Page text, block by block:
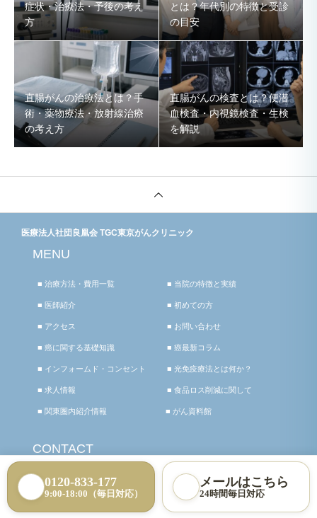
症状・治療法・予後の考え
方
とは？年代別の特徴と受診
の目安
直腸がんの治療法とは？手
術・薬物療法・放射線治療
の考え方
直腸がんの検査とは？便潜
血検査・内視鏡検査・生検
を解説
医療法人社団良凰会 TGC東京がんクリニック
MENU
■ 治療方法・費用一覧 ■ 当院の特徴と実績
■ 医師紹介 ■ 初めての方
■ アクセス ■ お問い合わせ
■ 癌に関する基礎知識 ■ 癌最新コラム
■ インフォームド・コンセント ■ 光免疫療法とは何か？
■ 求人情報 ■ 食品ロス削減に関して
■ 関東圏内紹介情報 ■ がん資料館
CONTACT
お電話でお問い合わせ
メールでお問い合わせ
0120-833-177
9:00-18:00（毎日対応）
メールはこちら
24時間毎日対応